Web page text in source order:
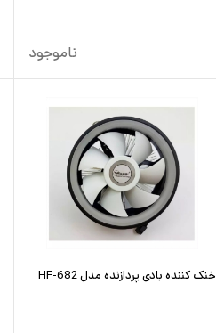
ناموجود
خنک کننده بادی پردازنده مدل HF-682